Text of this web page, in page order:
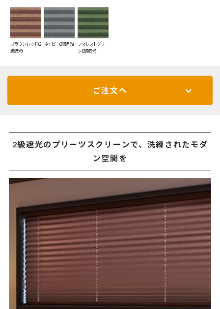
ブラウンレッド(2
級遮光)
ネイビー(2級遮光)
フォレストグリー
ン(2級遮光)
ご注文へ
2級遮光のプリーツスクリーンで、洗練されたモダ
ン空間を